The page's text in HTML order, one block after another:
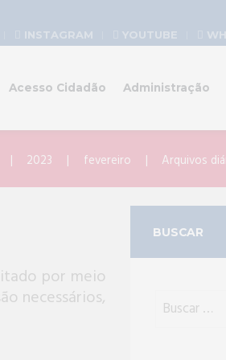
INSTAGRAM YOUTUBE
Acesso Cidadão Administração
2023 fevereiro Arquivos
por meio
necessários,
BUSCAR